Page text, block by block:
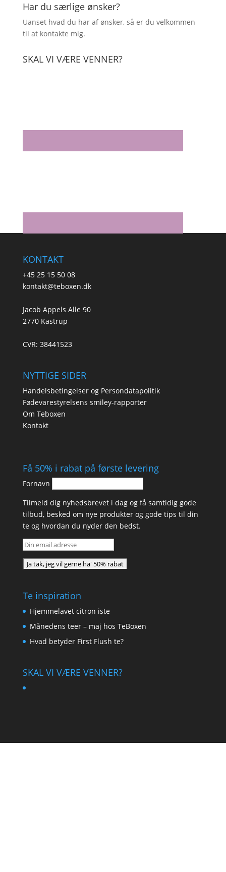
Har du særlige ønsker?
Uanset hvad du har af ønsker, så er du velkommen
til at kontakte mig.
SKAL VI VÆRE VENNER?
KONTAKT
+45 25 15 50 08
kontakt@teboxen.dk
Jacob Appels Alle 90
2770 Kastrup
CVR: 38441523
NYTTIGE SIDER
Handelsbetingelser og Persondatapolitik
Fødevarestyrelsens smiley-rapporter
Om Teboxen
Kontakt
Få 50% i rabat på første levering
Fornavn
Tilmeld dig nyhedsbrevet i dag og få samtidig gode
tilbud, besked om nye produkter og gode tips til din
te og hvordan du nyder den bedst.
Te inspiration
Hjemmelavet citron iste
Månedens teer – maj hos TeBoxen
Hvad betyder First Flush te?
SKAL VI VÆRE VENNER?